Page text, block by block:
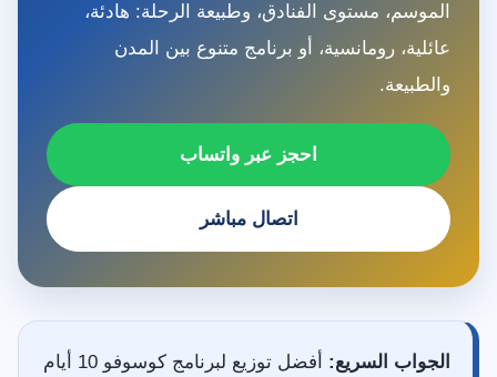
الموسم، مستوى الفنادق، وطبيعة الرحلة: هادئة،
عائلية، رومانسية، أو برنامج متنوع بين المدن
والطبيعة.
احجز عبر واتساب
اتصال مباشر
الجواب السريع:
أفضل توزيع لبرنامج كوسوفو 10 أيام